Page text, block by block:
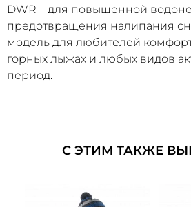
DWR – для повышенной
предотвращения налипания
модель для любителей
горных лыжах и любых видов
период.
С ЭТИМ ТАКЖЕ